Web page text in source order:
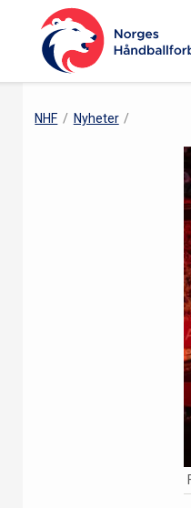
NHF Nyheter